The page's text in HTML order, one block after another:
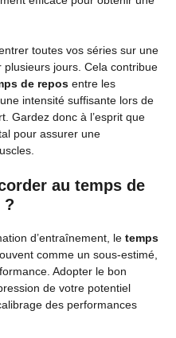
toutes vos séries sur une
jours. Cela contribue
de repos entre les
intensité suffisante lors de
Gardez donc à l’esprit que
pour assurer une
au temps de
?
d’entraînement, le temps
comme un sous-estimé,
Adopter le bon
de votre potentiel
des performances